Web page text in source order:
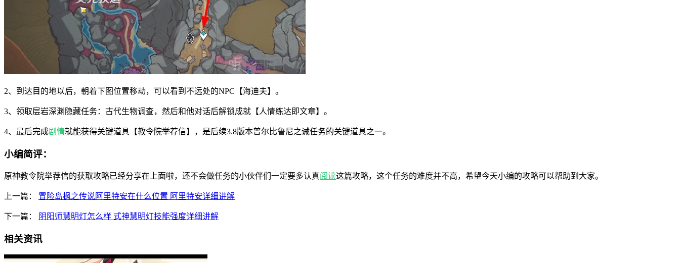
2、到达目的地以后，朝着下图位置移动，可以看到不远处的NPC【海迪夫】。
3、领取层岩深渊隐藏任务：古代生物调查，然后和他对话后解锁成就【人情练达即文章】。
4、最后完成剧情就能获得关键道具【教令院举荐信】，是后续3.8版本普尔比鲁尼之诫任务的关键道具之一。
小编简评：
原神教令院举荐信的获取攻略已经分享在上面啦，还不会做任务的小伙伴们一定要多认真阅读这篇攻略，这个任务的难度并不高，希望今天小编的攻略可以帮助到大家。
上一篇： 冒险岛枫之传说阿里特安在什么位置 阿里特安详细讲解
下一篇： 阴阳师慧明灯怎么样 式神慧明灯技能强度详细讲解
相关资讯